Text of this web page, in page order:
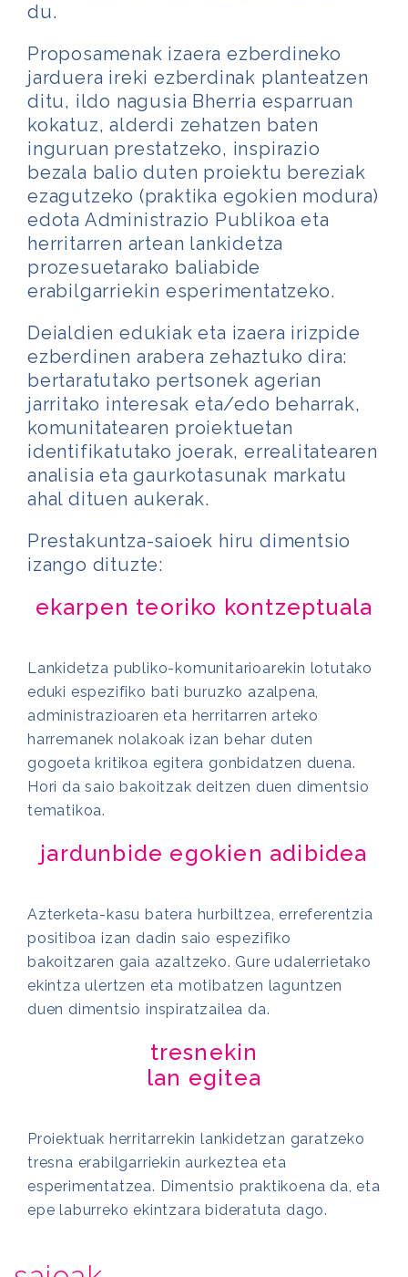
du.
Proposamenak izaera ezberdineko
jarduera ireki ezberdinak planteatzen
ditu, ildo nagusia Bherria esparruan
kokatuz, alderdi zehatzen baten
inguruan prestatzeko, inspirazio
bezala balio duten proiektu bereziak
ezagutzeko (praktika egokien modura)
edota Administrazio Publikoa eta
herritarren artean lankidetza
prozesuetarako baliabide
erabilgarriekin esperimentatzeko.
Deialdien edukiak eta izaera irizpide
ezberdinen arabera zehaztuko dira:
bertaratutako pertsonek agerian
jarritako interesak eta/edo beharrak,
komunitatearen proiektuetan
identifikatutako joerak, errealitatearen
analisia eta gaurkotasunak markatu
ahal dituen aukerak.
Prestakuntza-saioek hiru dimentsio
izango dituzte:
ekarpen teoriko kontzeptuala
Lankidetza publiko-komunitarioarekin lotutako
eduki espezifiko bati buruzko azalpena,
administrazioaren eta herritarren arteko
harremanek nolakoak izan behar duten
gogoeta kritikoa egitera gonbidatzen duena.
Hori da saio bakoitzak deitzen duen dimentsio
tematikoa.
jardunbide egokien adibidea
Azterketa-kasu batera hurbiltzea, erreferentzia
positiboa izan dadin saio espezifiko
bakoitzaren gaia azaltzeko. Gure udalerrietako
ekintza ulertzen eta motibatzen laguntzen
duen dimentsio inspiratzailea da.
tresnekin
lan egitea
Proiektuak herritarrekin lankidetzan garatzeko
tresna erabilgarriekin aurkeztea eta
esperimentatzea. Dimentsio praktikoena da, eta
epe laburreko ekintzara bideratuta dago.